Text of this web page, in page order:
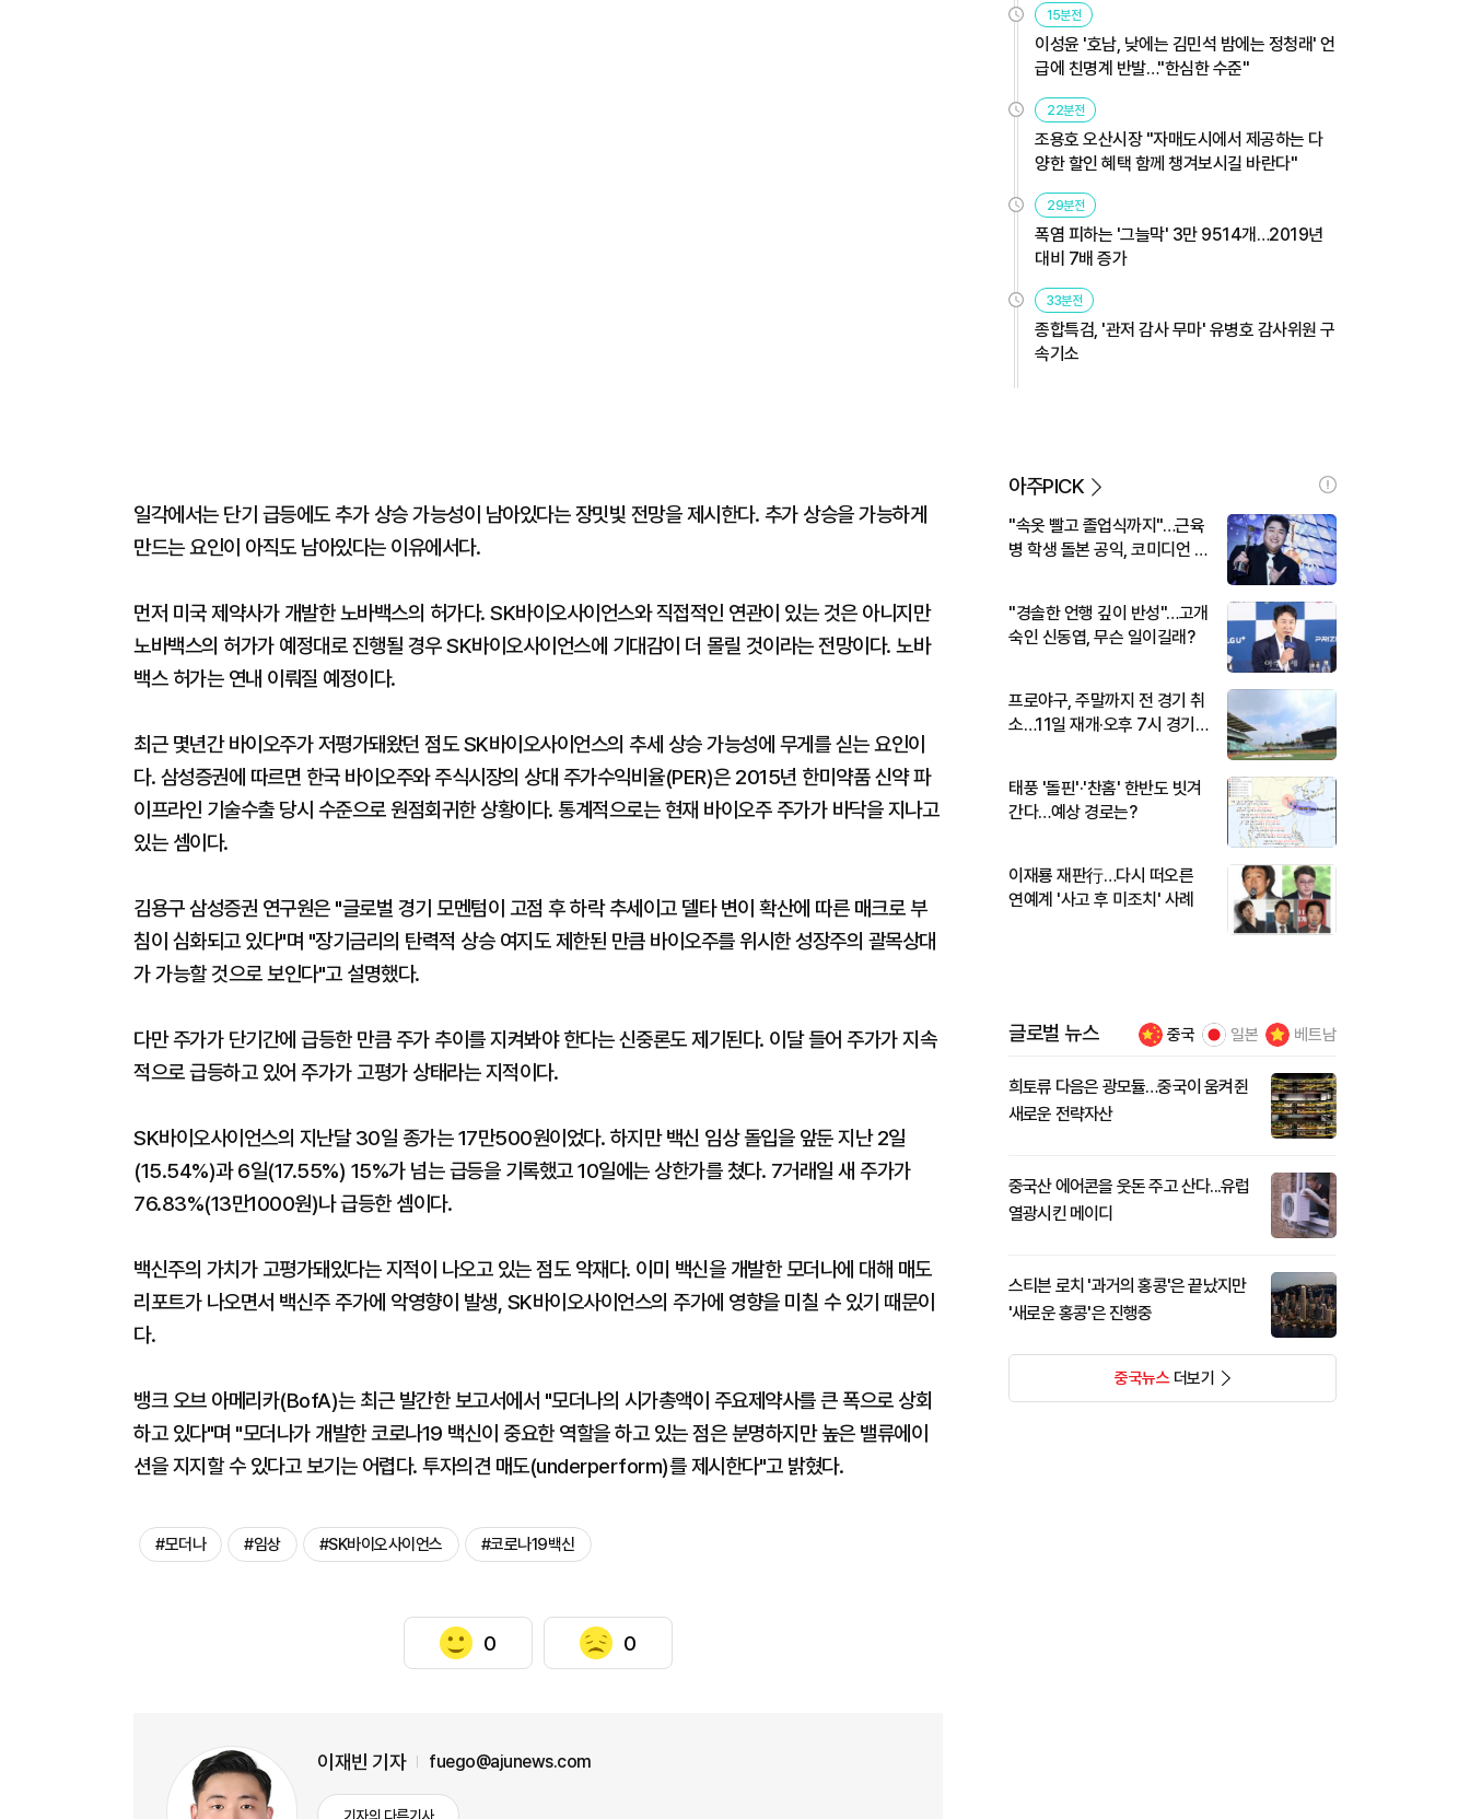
일각에서는 단기 급등에도 추가 상승 가능성이 남아있다는 장밋빛 전망을 제시한다. 추가 상승을 가능하게
만드는 요인이 아직도 남아있다는 이유에서다.
먼저 미국 제약사가 개발한 노바백스의 허가다. SK바이오사이언스와 직접적인 연관이 있는 것은 아니지만
노바백스의 허가가 예정대로 진행될 경우 SK바이오사이언스에 기대감이 더 몰릴 것이라는 전망이다. 노바
백스 허가는 연내 이뤄질 예정이다.
최근 몇년간 바이오주가 저평가돼왔던 점도 SK바이오사이언스의 추세 상승 가능성에 무게를 싣는 요인이
다. 삼성증권에 따르면 한국 바이오주와 주식시장의 상대 주가수익비율(PER)은 2015년 한미약품 신약 파
이프라인 기술수출 당시 수준으로 원점회귀한 상황이다. 통계적으로는 현재 바이오주 주가가 바닥을 지나고
있는 셈이다.
김용구 삼성증권 연구원은 "글로벌 경기 모멘텀이 고점 후 하락 추세이고 델타 변이 확산에 따른 매크로 부
침이 심화되고 있다"며 "장기금리의 탄력적 상승 여지도 제한된 만큼 바이오주를 위시한 성장주의 괄목상대
가 가능할 것으로 보인다"고 설명했다.
다만 주가가 단기간에 급등한 만큼 주가 추이를 지켜봐야 한다는 신중론도 제기된다. 이달 들어 주가가 지속
적으로 급등하고 있어 주가가 고평가 상태라는 지적이다.
SK바이오사이언스의 지난달 30일 종가는 17만500원이었다. 하지만 백신 임상 돌입을 앞둔 지난 2일
(15.54%)과 6일(17.55%) 15%가 넘는 급등을 기록했고 10일에는 상한가를 쳤다. 7거래일 새 주가가
76.83%(13만1000원)나 급등한 셈이다.
백신주의 가치가 고평가돼있다는 지적이 나오고 있는 점도 악재다. 이미 백신을 개발한 모더나에 대해 매도
리포트가 나오면서 백신주 주가에 악영향이 발생, SK바이오사이언스의 주가에 영향을 미칠 수 있기 때문이
다.
뱅크 오브 아메리카(BofA)는 최근 발간한 보고서에서 "모더나의 시가총액이 주요제약사를 큰 폭으로 상회
하고 있다"며 "모더나가 개발한 코로나19 백신이 중요한 역할을 하고 있는 점은 분명하지만 높은 밸류에이
션을 지지할 수 있다고 보기는 어렵다. 투자의견 매도(underperform)를 제시한다"고 밝혔다.
#모더나 #임상 #SK바이오사이언스 #코로나19백신
0 0
이재빈 기자 fuego@ajunews.com
15분전
이성윤 '호남, 낮에는 김민석 밤에는 정청래' 언
급에 친명계 반발…"한심한 수준"
22분전
조용호 오산시장 "자매도시에서 제공하는 다
양한 할인 혜택 함께 챙겨보시길 바란다"
29분전
폭염 피하는 '그늘막' 3만 9514개…2019년
대비 7배 증가
33분전
종합특검, '관저 감사 무마' 유병호 감사위원 구
속기소
아주PICK
"속옷 빨고 졸업식까지"…근육
병 학생 돌본 공익, 코미디언 김
"경솔한 언행 깊이 반성"…고개
숙인 신동엽, 무슨 일이길래?
프로야구, 주말까지 전 경기 취
소…11일 재개·오후 7시 경기
태풍 '돌핀'·'찬홈' 한반도 빗겨
간다…예상 경로는?
이재룡 재판行…다시 떠오른
연예계 '사고 후 미조치' 사례
글로벌 뉴스 중국 일본 베트남
희토류 다음은 광모듈…중국이 움켜쥔
새로운 전략자산
중국산 에어콘을 웃돈 주고 산다...유럽
열광시킨 메이디
스티븐 로치 '과거의 홍콩'은 끝났지만
'새로운 홍콩'은 진행중
중국뉴스더보기